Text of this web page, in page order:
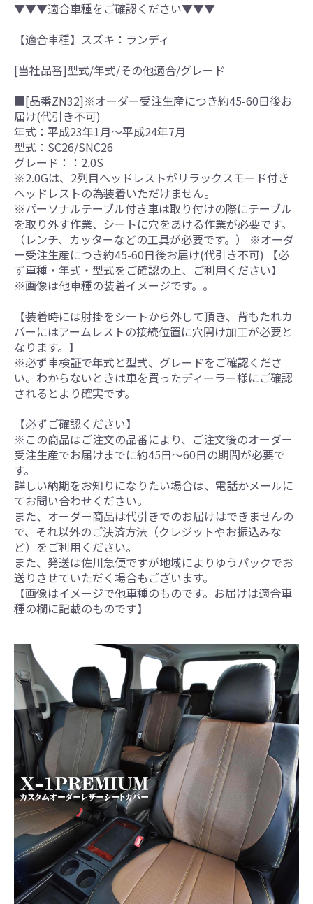
▼▼▼適合車種をご確認ください▼▼▼
【適合車種】スズキ：ランディ
[当社品番]型式/年式/その他適合/グレード
■[品番ZN32]※オーダー受注生産につき約45-60日後お
届け(代引き不可)
年式：平成23年1月～平成24年7月
型式：SC26/SNC26
グレード：：2.0S
※2.0Gは、2列目ヘッドレストがリラックスモード付き
ヘッドレストの為装着いただけません。
※パーソナルテーブル付き車は取り付けの際にテーブル
を取り外す作業、シートに穴をあける作業が必要です。
（レンチ、カッターなどの工具が必要です。） ※オーダ
ー受注生産につき約45-60日後お届け(代引き不可) 【必
ず車種・年式・型式をご確認の上、ご利用ください】
※画像は他車種の装着イメージです。。
【装着時には肘掛をシートから外して頂き、背もたれカ
バーにはアームレストの接続位置に穴開け加工が必要と
なります。】
※必ず車検証で年式と型式、グレードをご確認くださ
い。わからないときは車を買ったディーラー様にご確認
されるとより確実です。
【必ずご確認ください】
※この商品はご注文の品番により、ご注文後のオーダー
受注生産でお届けまでに約45日～60日の期間が必要で
す。
詳しい納期をお知りになりたい場合は、電話かメールに
てお問い合わせください。
また、オーダー商品は代引きでのお届けはできませんの
で、それ以外のご決済方法（クレジットやお振込みな
ど）をご利用ください。
また、発送は佐川急便ですが地域によりゆうパックでお
送りさせていただく場合もございます。
【画像はイメージで他車種のものです。お届けは適合車
種の欄に記載のものです】